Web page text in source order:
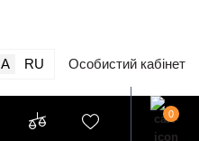
RU Особистий кабінет
0